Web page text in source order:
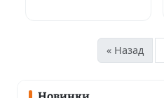
« Назад